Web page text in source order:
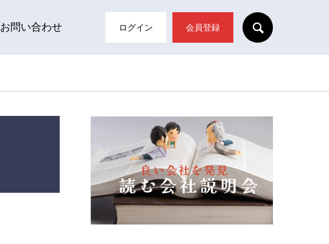
お問い合わせ ログイン 会員登録